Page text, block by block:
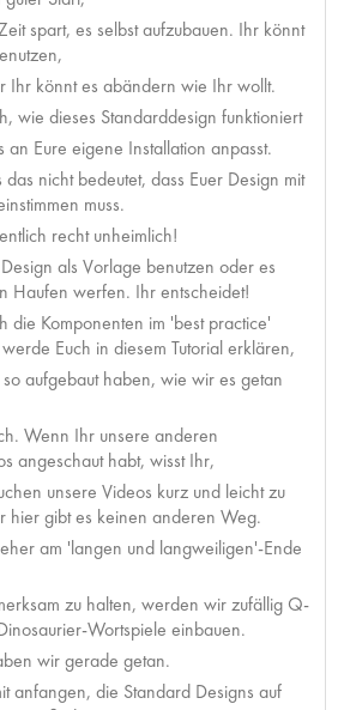
spart, es selbst aufzubauen. Ihr könnt
Ihr könnt es abändern wie Ihr wollt.
wie dieses Standarddesign funktioniert
an Eure eigene Installation anpasst.
das nicht bedeutet, dass Euer Design mit
muss.
recht unheimlich!
als Vorlage benutzen oder es
Haufen werfen. Ihr entscheidet!
die Komponenten im 'best practice'
Euch in diesem Tutorial erklären,
aufgebaut haben, wie wir es getan
Wenn Ihr unsere anderen
angeschaut habt, wisst Ihr,
unsere Videos kurz und leicht zu
hier gibt es keinen anderen Weg.
am 'langen und langweiligen'-Ende
zu halten, werden wir zufällig Q-
Wortspiele einbauen.
wir gerade getan.
anfangen, die Standard Designs auf